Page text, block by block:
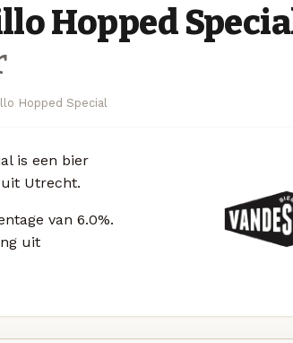
Hopped
Hopped Special
is een bier
uit Utrecht.
van 6.0%.
uit